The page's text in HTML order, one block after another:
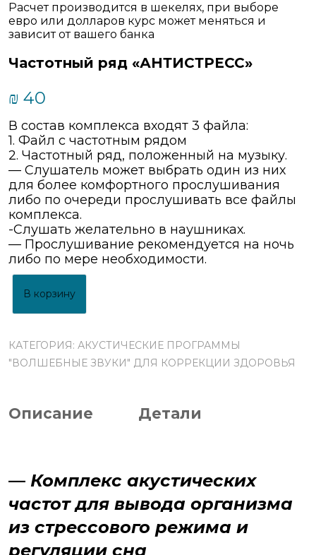
Расчет производится в шекелях, при выборе
евро или долларов курс может меняться и
зависит от вашего банка
Частотный ряд «АНТИСТРЕСС»
₪ 40
В состав комплекса входят 3 файла:
1. Файл с частотным рядом
2. Частотный ряд, положенный на музыку.
— Слушатель может выбрать один из них
для более комфортного прослушивания
либо по очереди прослушивать все файлы
комплекса.
-Слушать желательно в наушниках.
— Прослушивание рекомендуется на ночь
либо по мере необходимости.
В корзину
КАТЕГОРИЯ: АКУСТИЧЕСКИЕ ПРОГРАММЫ
"ВОЛШЕБНЫЕ ЗВУКИ" ДЛЯ КОРРЕКЦИИ ЗДОРОВЬЯ
Описание Детали
— Комплекс акустических
частот для вывода организма
из стрессового режима и
регуляции сна